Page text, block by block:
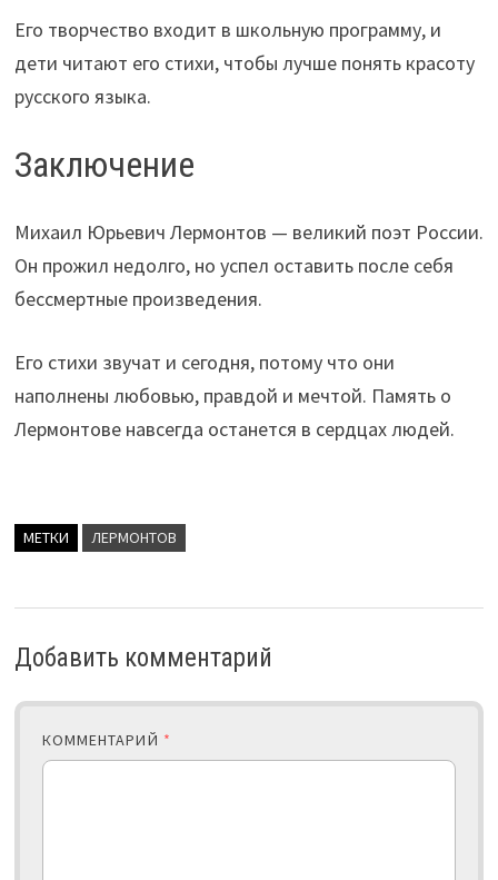
Его творчество входит в школьную программу, и
дети читают его стихи, чтобы лучше понять красоту
русского языка.
Заключение
Михаил Юрьевич Лермонтов — великий поэт России.
Он прожил недолго, но успел оставить после себя
бессмертные произведения.
Его стихи звучат и сегодня, потому что они
наполнены любовью, правдой и мечтой. Память о
Лермонтове навсегда останется в сердцах людей.
МЕТКИ ЛЕРМОНТОВ
Добавить комментарий
КОММЕНТАРИЙ *